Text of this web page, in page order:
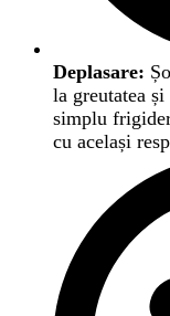
Deplasare:
la greutatea
simplu
cu același